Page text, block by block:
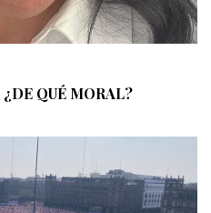
QUÉ MORAL?